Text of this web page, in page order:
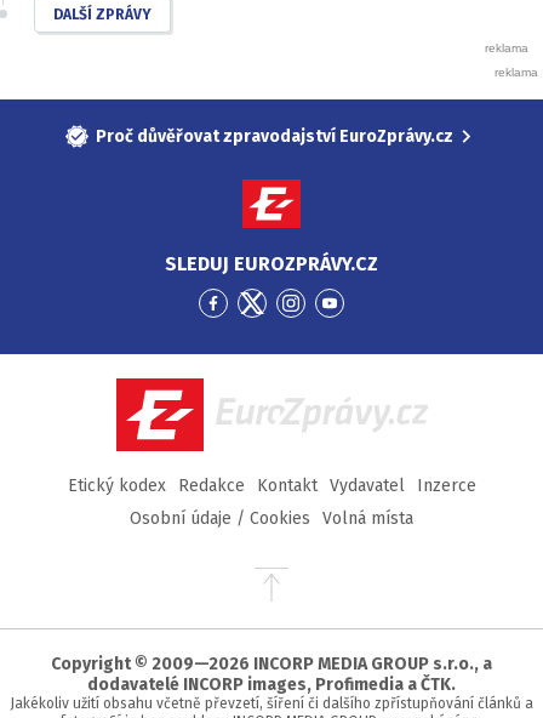
DALŠÍ ZPRÁVY
Proč důvěřovat zpravodajství EuroZprávy.cz
SLEDUJ EUROZPRÁVY.CZ
Přejít
Facebook
Přejít
Twitter
Přejít
Instagram
Přejít
YouTube
EuroZprávy.cz
Etický kodex Redakce Kontakt Vydavatel
Inzerce
Osobní údaje / Cookies
Volná místa
Přejít
stránky
Copyright © 2009—2026 INCORP MEDIA GROUP s.r.o., a
dodavatelé INCORP images, Profimedia a ČTK.
Jakékoliv užití obsahu včetně převzetí, šíření či dalšího zpřístupňování článků a